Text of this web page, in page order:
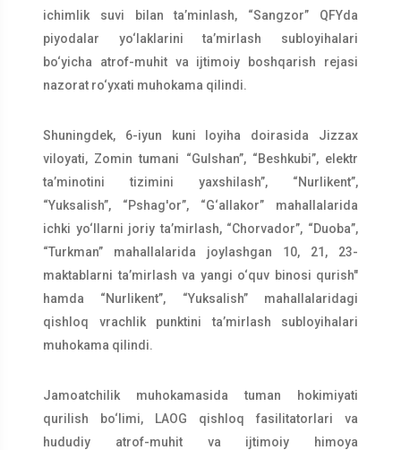
ichimlik suvi bilan ta’minlash, “Sangzor” QFYda
piyodalar yo‘laklarini ta’mirlash subloyihalari
bo‘yicha atrof-muhit va ijtimoiy boshqarish rejasi
nazorat ro‘yxati muhokama qilindi.
Shuningdek, 6-iyun kuni loyiha doirasida Jizzax
viloyati, Zomin tumani “Gulshan”, “Beshkubi”, elektr
ta’minotini tizimini yaxshilash”, “Nurlikent”,
“Yuksalish”, “Pshag'or”, “G‘allakor” mahallalarida
ichki yo‘llarni joriy ta’mirlash, “Chorvador”, “Duoba”,
“Turkman” mahallalarida joylashgan 10, 21, 23-
maktablarni ta’mirlash va yangi o‘quv binosi qurish"
hamda “Nurlikent”, “Yuksalish” mahallalaridagi
qishloq vrachlik punktini ta’mirlash subloyihalari
muhokama qilindi.
Jamoatchilik muhokamasida tuman hokimiyati
qurilish bo‘limi, LAOG qishloq fasilitatorlari va
hududiy atrof-muhit va ijtimoiy himoya